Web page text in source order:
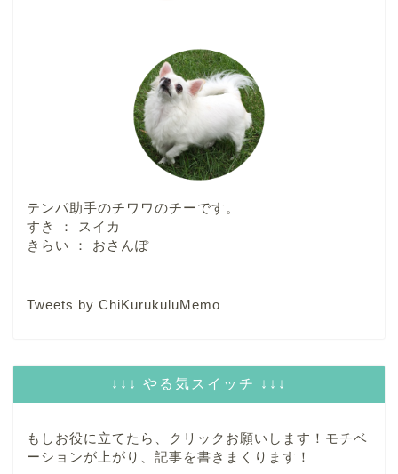
テンパ助手のチワワのチーです。
すき ： スイカ
きらい ： おさんぽ
Tweets by ChiKurukuluMemo
↓↓↓ やる気スイッチ ↓↓↓
もしお役に立てたら、クリックお願いします！モチベ
ーションが上がり、記事を書きまくります！